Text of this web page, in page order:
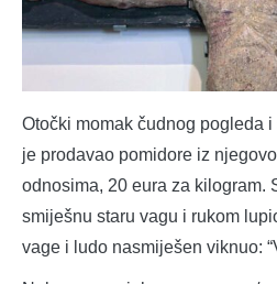
Otočki momak čudnog pogleda
je prodavao pomidore iz
odnosima, 20 eura za kilogram.
smiješnu staru vagu i rukom
vage i ludo nasmiješen viknuo: